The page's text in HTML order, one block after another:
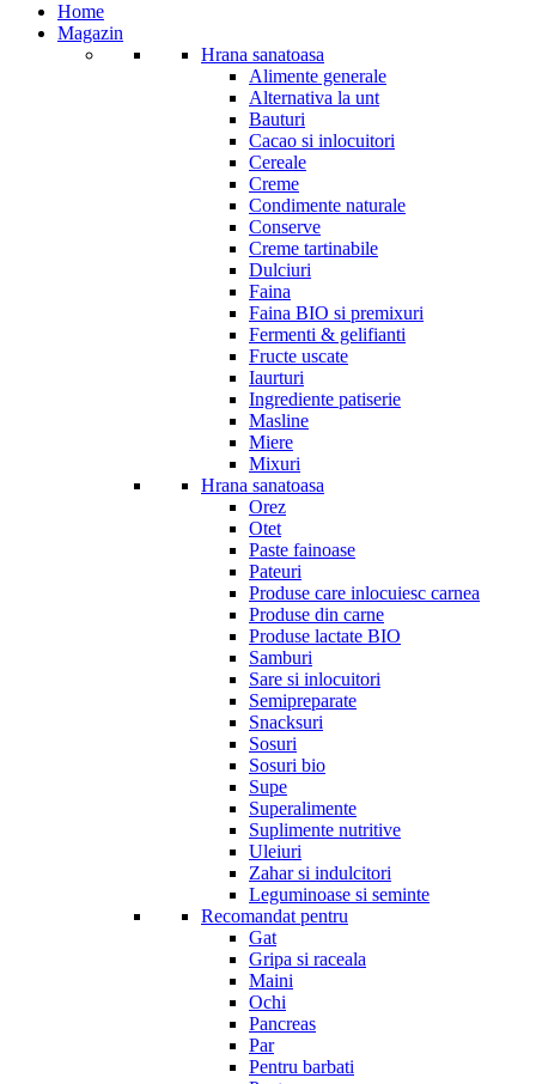
Home
Magazin
Hrana sanatoasa
Alimente generale
Alternativa la unt
Bauturi
Cacao si inlocuitori
Cereale
Creme
Condimente naturale
Conserve
Creme tartinabile
Dulciuri
Faina
Faina BIO si premixuri
Fermenti & gelifianti
Fructe uscate
Iaurturi
Ingrediente patiserie
Masline
Miere
Mixuri
Hrana sanatoasa
Orez
Otet
Paste fainoase
Pateuri
Produse care inlocuiesc carnea
Produse din carne
Produse lactate BIO
Samburi
Sare si inlocuitori
Semipreparate
Snacksuri
Sosuri
Sosuri bio
Supe
Superalimente
Suplimente nutritive
Uleiuri
Zahar si indulcitori
Leguminoase si seminte
Recomandat pentru
Gat
Gripa si raceala
Maini
Ochi
Pancreas
Par
Pentru barbati